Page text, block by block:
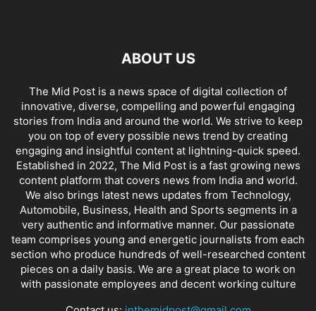
ABOUT US
The Mid Post is a news space of digital collection of
innovative, diverse, compelling and powerful engaging
stories from India and around the world. We strive to keep
you on top of every possible news trend by creating
engaging and insightful content at lightning-quick speed.
Established in 2022, The Mid Post is a fast growing news
content platform that covers news from India and world.
We also brings latest news updates from Technology,
Automobile, Business, Health and Sports segments in a
very authentic and informative manner. Our passionate
team comprises young and energetic journalists from each
section who produce hundreds of well-researched content
pieces on a daily basis. We are a great place to work on
with passionate employees and decent working culture